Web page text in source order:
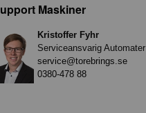
Maskiner
Kristoffer Fyhr
Serviceansvarig Automater
service@torebrings.se
0380-478 88